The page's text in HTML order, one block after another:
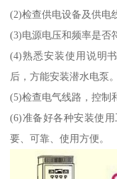
(2)检查供电设备及供电
(3)电源电压和频率是否
(4)熟悉安装使用说明
后，方能安装潜水电泵。
(5)检查电气线路，控制
(6)准备好各种安装使
要、可靠、使用方便。